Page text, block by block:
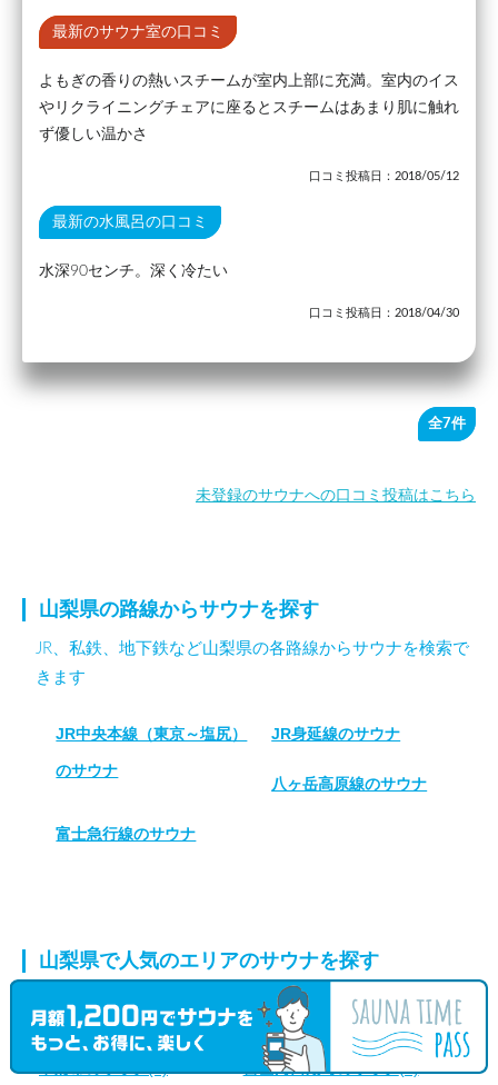
最新のサウナ室の口コミ
よもぎの香りの熱いスチームが室内上部に充満。室内のイス
やリクライニングチェアに座るとスチームはあまり肌に触れ
ず優しい温かさ
口コミ投稿日：2018/05/12
最新の水風呂の口コミ
水深90センチ。深く冷たい
口コミ投稿日：2018/04/30
全7件
未登録のサウナへの口コミ投稿はこちら
山梨県の路線からサウナを探す
JR、私鉄、地下鉄など山梨県の各路線からサウナを検索で
きます
JR中央本線（東京～塩尻）
のサウナ
JR身延線のサウナ
八ヶ岳高原線のサウナ
富士急行線のサウナ
山梨県で人気のエリアのサウナを探す
笛吹市のサウナ(16) 北杜市のサウナ (11)
甲府市のサウナ(9) 富士河口湖町のサウナ(8)